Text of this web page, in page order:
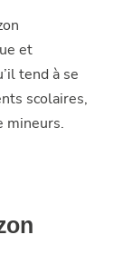
et
tend à se
scolaires,
mineurs.